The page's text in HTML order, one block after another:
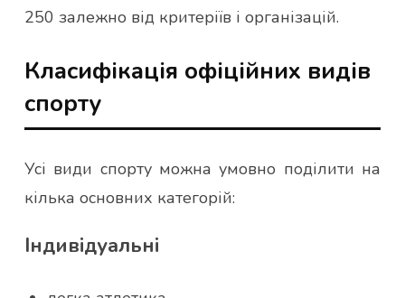
250 залежно від критеріїв і організацій.
Класифікація офіційних видів
спорту
Усі види спорту можна умовно поділити на
кілька основних категорій:
Індивідуальні